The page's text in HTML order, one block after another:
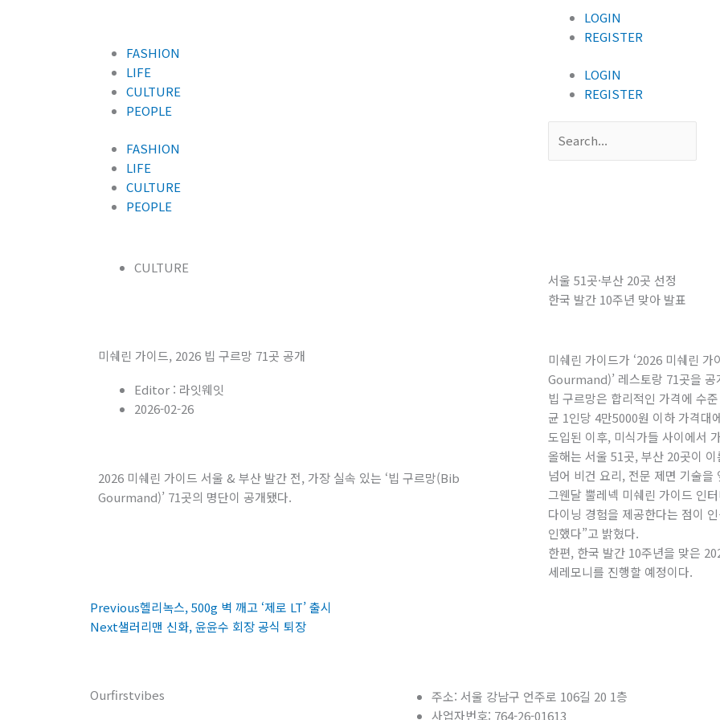
FASHION
LIFE
CULTURE
PEOPLE
FASHION
LIFE
CULTURE
PEOPLE
LOGIN
REGISTER
LOGIN
REGISTER
CULTURE
미쉐린 가이드, 2026 빕 구르망 71곳 공개
Editor : 라잇웨잇
2026-02-26
2026 미쉐린 가이드 서울 & 부산 발간 전, 가장 실속 있는 ‘빕 구르망(Bib
Gourmand)’ 71곳의 명단이 공개됐다.
서울 51곳·부산 20곳 선정
한국 발간 10주년 맞아 발표
미쉐린 가이드가 ‘2026 미쉐린
Gourmand)’ 레스토랑 71곳을 공
빕 구르망은 합리적인 가격에 수
균 1인당 4만5000원 이하 가격대
도입된 이후, 미식가들 사이에서
올해는 서울 51곳, 부산 20곳이
넘어 비건 요리, 전문 제면 기술
그웬달 뿔레넥 미쉐린 가이드 인
다이닝 경험을 제공한다는 점이
인했다”고 밝혔다.
한편, 한국 발간 10주년을 맞은
세레모니를 진행할 예정이다.
Prev
Previous헬리녹스, 500g 벽 깨고 ‘제로 LT’ 출시
Next샐러리맨 신화, 윤윤수 회장 공식 퇴장
Next
Ourfirstvibes
주소: 서울 강남구 언주로 106길 20 1층
사업자번호: 764-26-01613